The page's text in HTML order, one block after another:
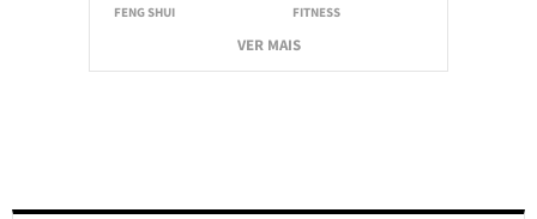
FENG SHUI
FITNESS
VER MAIS